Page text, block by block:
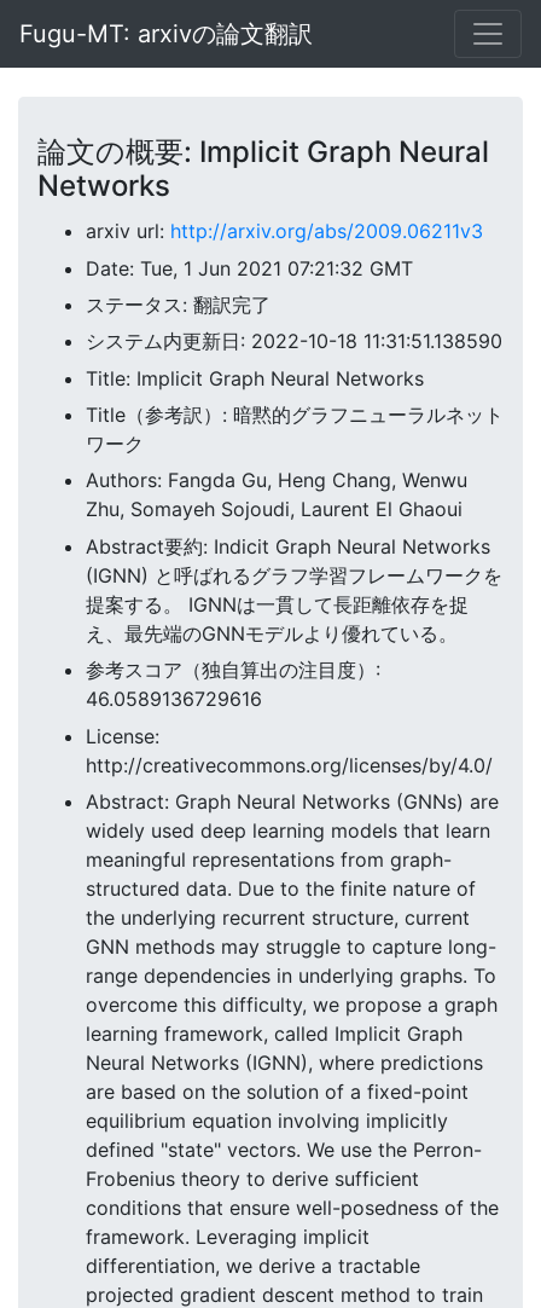
Fugu-MT: arxivの論文翻訳
論文の概要: Implicit Graph Neural
Networks
arxiv url: http://arxiv.org/abs/2009.06211v3
Date: Tue, 1 Jun 2021 07:21:32 GMT
ステータス: 翻訳完了
システム内更新日: 2022-10-18 11:31:51.138590
Title: Implicit Graph Neural Networks
Title（参考訳）: 暗黙的グラフニューラルネット
ワーク
Authors: Fangda Gu, Heng Chang, Wenwu
Zhu, Somayeh Sojoudi, Laurent El Ghaoui
Abstract要約: Indicit Graph Neural Networks
(IGNN) と呼ばれるグラフ学習フレームワークを
提案する。 IGNNは一貫して長距離依存を捉
え、最先端のGNNモデルより優れている。
参考スコア（独自算出の注目度）:
46.0589136729616
License:
http://creativecommons.org/licenses/by/4.0/
Abstract: Graph Neural Networks (GNNs) are
widely used deep learning models that learn
meaningful representations from graph-
structured data. Due to the finite nature of
the underlying recurrent structure, current
GNN methods may struggle to capture long-
range dependencies in underlying graphs. To
overcome this difficulty, we propose a graph
learning framework, called Implicit Graph
Neural Networks (IGNN), where predictions
are based on the solution of a fixed-point
equilibrium equation involving implicitly
defined "state" vectors. We use the Perron-
Frobenius theory to derive sufficient
conditions that ensure well-posedness of the
framework. Leveraging implicit
differentiation, we derive a tractable
projected gradient descent method to train